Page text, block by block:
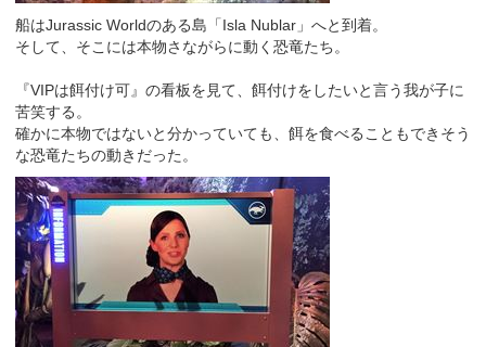
船はJurassic Worldのある島「Isla Nublar」へと到着。
そして、そこには本物さながらに動く恐竜たち。
『VIPは餌付け可』の看板を見て、餌付けをしたいと言う我が子に
苦笑する。
確かに本物ではないと分かっていても、餌を食べることもできそう
な恐竜たちの動きだった。